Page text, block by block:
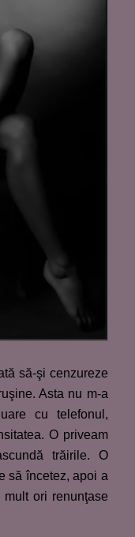
să-şi cenzureze
Asta nu m-a
cu telefonul,
O priveam
trăirile. O
să încetez, apoi a
ori renunţase